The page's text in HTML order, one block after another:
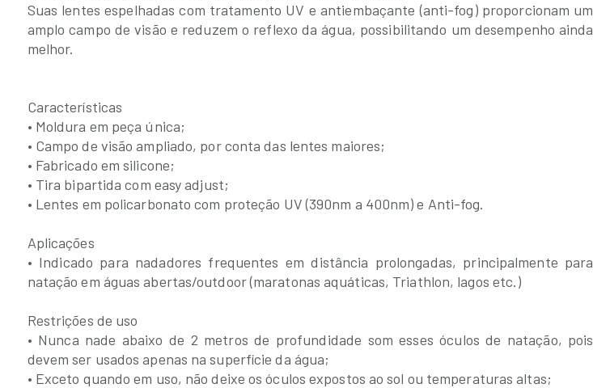
Suas lentes espelhadas com tratamento UV e antiembaçante (anti-fog) proporcionam um
amplo campo de visão e reduzem o reflexo da água, possibilitando um desempenho ainda
melhor.
Características
• Moldura em peça única;
• Campo de visão ampliado, por conta das lentes maiores;
• Fabricado em silicone;
• Tira bipartida com easy adjust;
• Lentes em policarbonato com proteção UV (390nm a 400nm) e Anti-fog.
Aplicações
• Indicado para nadadores frequentes em distância prolongadas, principalmente para
natação em águas abertas/outdoor (maratonas aquáticas, Triathlon, lagos etc.)
Restrições de uso
• Nunca nade abaixo de 2 metros de profundidade som esses óculos de natação, pois
devem ser usados apenas na superfície da água;
• Exceto quando em uso, não deixe os óculos expostos ao sol ou temperaturas altas;